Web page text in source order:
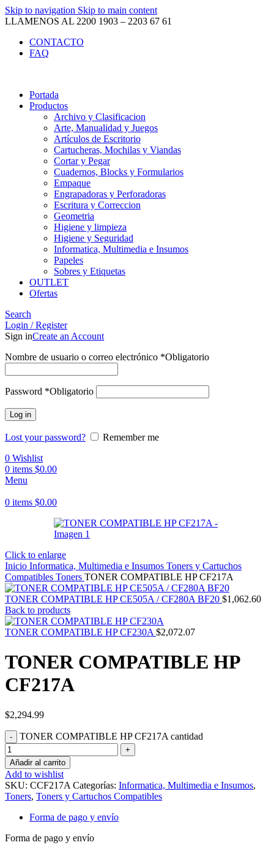
Skip to navigation Skip to main content
LLAMENOS AL 2200 1903 – 2203 67 61
CONTACTO
FAQ
Portada
Productos
Archivo y Clasificacion
Arte, Manualidad y Juegos
Artículos de Escritorio
Cartucheras, Mochilas y Viandas
Cortar y Pegar
Cuadernos, Blocks y Formularios
Empaque
Engrapadoras y Perforadoras
Escritura y Correccion
Geometria
Higiene y limpieza
Higiene y Seguridad
Informatica, Multimedia e Insumos
Papeles
Sobres y Etiquetas
OUTLET
Ofertas
Search
Login / Register
Sign inCreate an Account
Nombre de usuario o correo electrónico *Obligatorio
Password *Obligatorio
Log in
Lost your password?
Remember me
0 Wishlist
0 items $0.00
Menu
0 items $0.00
Click to enlarge
Inicio Informatica, Multimedia e Insumos Toners y Cartuchos
Compatibles Toners TONER COMPATIBLE HP CF217A
TONER COMPATIBLE HP CE505A / CF280A BF20 $1,062.60
Back to products
TONER COMPATIBLE HP CF230A $2,072.07
TONER COMPATIBLE HP
CF217A
$2,294.99
TONER COMPATIBLE HP CF217A cantidad
Añadir al carrito
Add to wishlist
SKU: CCF217A Categorías: Informatica, Multimedia e Insumos,
Toners, Toners y Cartuchos Compatibles
Forma de pago y envío
Forma de pago y envío